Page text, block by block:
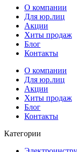
О компании
Для юр.лиц
Акции
Хиты продаж
Блог
Контакты
О компании
Для юр.лиц
Акции
Хиты продаж
Блог
Контакты
Категории